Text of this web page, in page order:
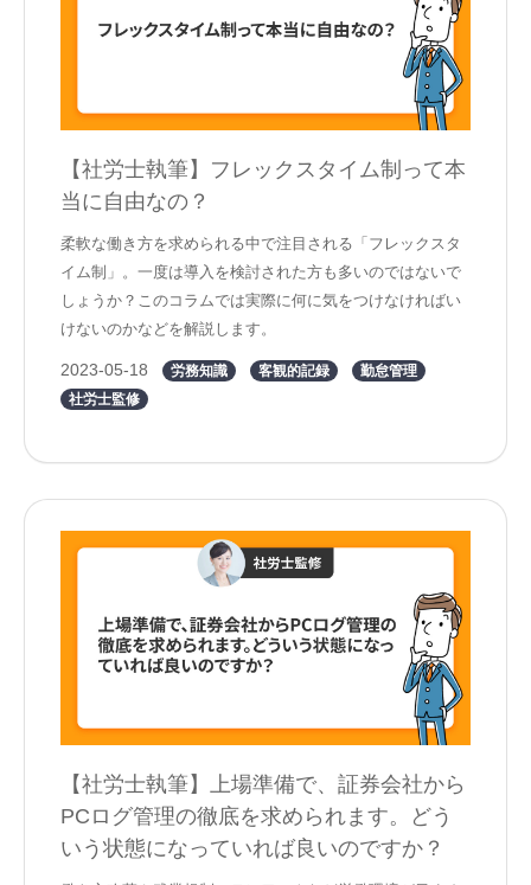
【社労士執筆】フレックスタイム制って本
当に自由なの？
柔軟な働き方を求められる中で注目される「フレックスタ
イム制」。一度は導入を検討された方も多いのではないで
しょうか？このコラムでは実際に何に気をつけなければい
けないのかなどを解説します。
2023-05-18 労務知識 客観的記録
勤怠管理
社労士監修
【社労士執筆】上場準備で、証券会社から
PCログ管理の徹底を求められます。どう
いう状態になっていれば良いのですか？